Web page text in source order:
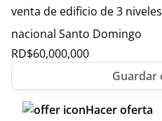
venta de edificio de 3
nacional Santo Domingo
RD$60,000,000
Hacer oferta